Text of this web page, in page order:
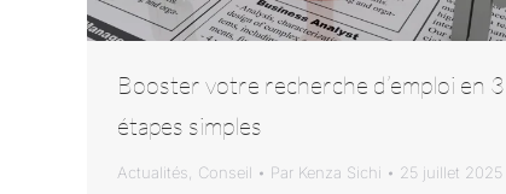
Booster votre recherche d’emploi en 3
étapes simples
Actualités Conseil Par Kenza Sichi 25 juillet 2025